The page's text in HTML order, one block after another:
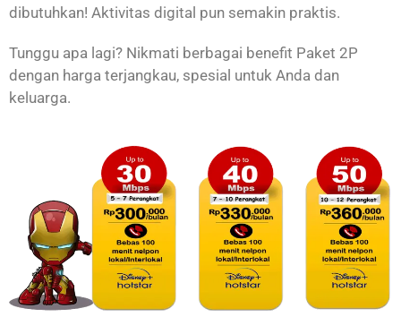
dibutuhkan! Aktivitas digital pun semakin praktis.
Tunggu apa lagi? Nikmati berbagai benefit Paket 2P
dengan harga terjangkau, spesial untuk Anda dan
keluarga.